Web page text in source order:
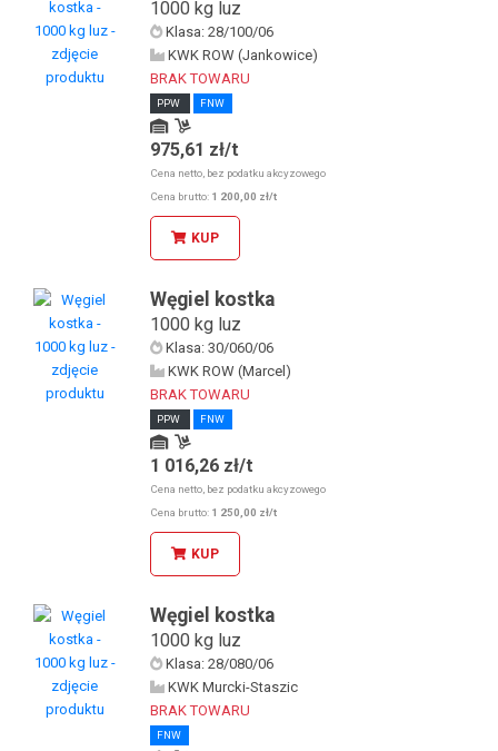
1000 kg luz
Klasa: 28/100/06
KWK ROW (Jankowice)
BRAK TOWARU
PPW FNW
Odbiór osobisty u KDW
Odbiór osobisty w sklepie stacjonarnym
975,61 zł/t
Cena netto, bez podatku akcyzowego
Cena brutto: 1 200,00 zł/t
KUP
Węgiel kostka
1000 kg luz
Klasa: 30/060/06
KWK ROW (Marcel)
BRAK TOWARU
PPW FNW
Odbiór osobisty u KDW
Odbiór osobisty w sklepie stacjonarnym
1 016,26 zł/t
Cena netto, bez podatku akcyzowego
Cena brutto: 1 250,00 zł/t
KUP
Węgiel kostka
1000 kg luz
Klasa: 28/080/06
KWK Murcki-Staszic
BRAK TOWARU
FNW